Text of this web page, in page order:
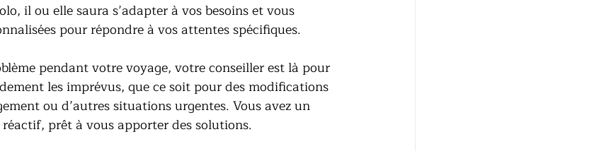
il ou elle saura s’adapter à vos besoins et vous
pour répondre à vos attentes spécifiques.
pendant votre voyage, votre conseiller est là pour
les imprévus, que ce soit pour des modifications
ou d’autres situations urgentes. Vous avez un
prêt à vous apporter des solutions.